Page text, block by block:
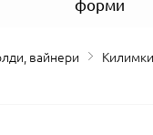
форми
вайнери